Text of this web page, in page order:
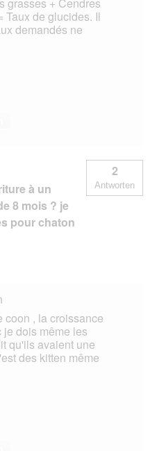
grasses + Cendres
Taux de glucides. Il
demandés ne
à un
8 mois ? je
pour chaton
2
Antworten
coon , la croissance
je dois même les
qu'ils avaient une
des kitten même